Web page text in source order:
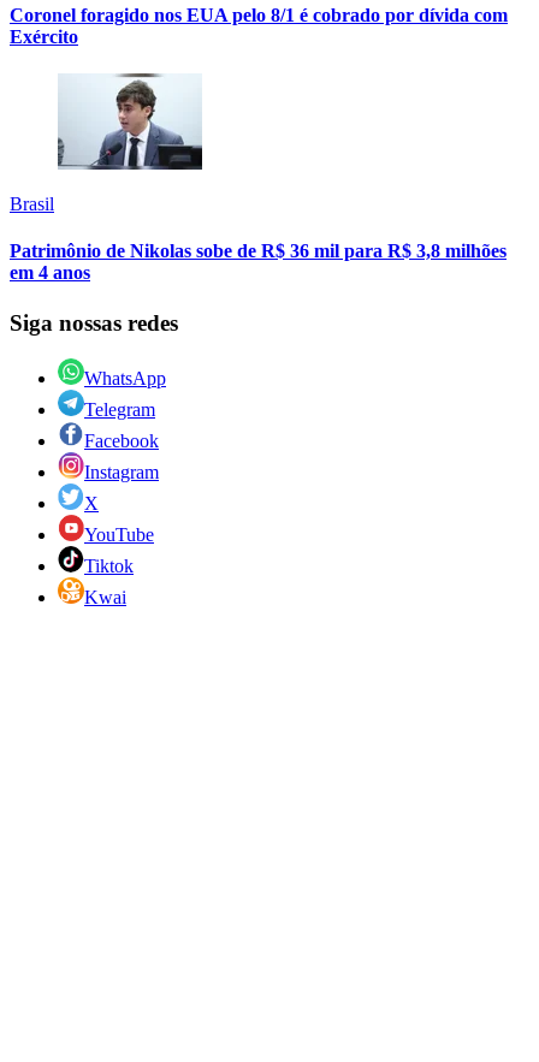
Coronel foragido nos EUA pelo 8/1 é cobrado por dívida com
Exército
Brasil
Patrimônio de Nikolas sobe de R$ 36 mil para R$ 3,8 milhões
em 4 anos
Siga nossas redes
WhatsApp
Telegram
Facebook
Instagram
X
YouTube
Tiktok
Kwai